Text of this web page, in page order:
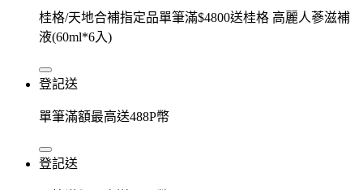
桂格/天地合補指定品單筆滿$4800送桂格 高麗人蔘滋補
液(60ml*6入)
登記送
單筆滿額最高送488P幣
登記送